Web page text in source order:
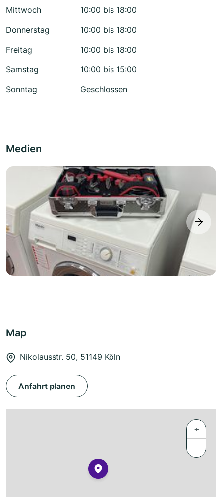
Mittwoch
10:00 bis 18:00
Donnerstag
10:00 bis 18:00
Freitag
10:00 bis 18:00
Samstag
10:00 bis 15:00
Sonntag
Geschlossen
Medien
next
Map
Nikolausstr. 50, 51149 Köln
Anfahrt planen
+
−